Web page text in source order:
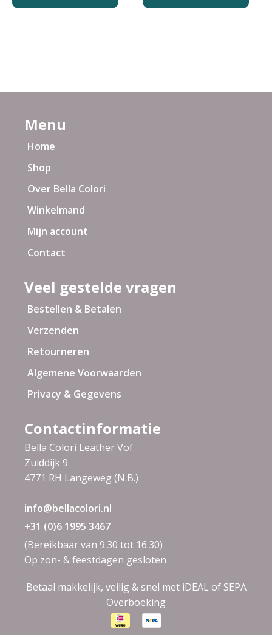
Menu
Home
Shop
Over Bella Colori
Winkelmand
Mijn account
Contact
Veel gestelde vragen
Bestellen & Betalen
Verzenden
Retourneren
Algemene Voorwaarden
Privacy & Gegevens
Contactinformatie
Bella Colori Leather Vof
Zuiddijk 9
4771 RH Langeweg (N.B.)
info@bellacolori.nl
+31 (0)6 1995 3467
(Bereikbaar van 9.30 tot 16.30)
Op zon- & feestdagen gesloten
Betaal makkelijk, veilig & snel met iDEAL of SEPA
Overboeking